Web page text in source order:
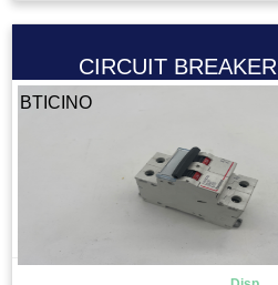
CIRCUIT BREAKER
BTICINO